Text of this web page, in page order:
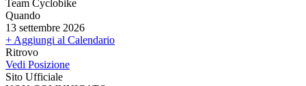
Team Cyclobike
Quando
13 settembre 2026
+ Aggiungi al Calendario
Ritrovo
Vedi Posizione
Sito Ufficiale